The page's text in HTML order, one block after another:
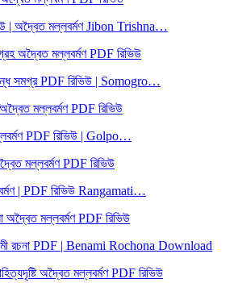
| অদ্বৈত মল্লবর্মণ Jibon Trishna…
সমগ্র PDF রিভিউ | Somogro…
PDF রিভিউ | Golpo…
| PDF রিভিউ Rangamati…
রচনা PDF | Benami Rochona Download